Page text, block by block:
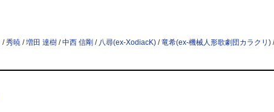
/秀暁 /増田 達樹 /中西 信剛 / 八尋(ex-XodiacK) /竜希(ex-機械人形歌劇団カラクリ)